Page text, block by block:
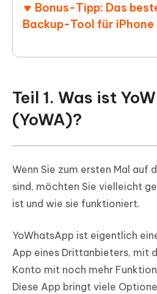
Bonus-Tipp: Das
Backup-Tool für
Teil 1. Was ist
(YoWA)?
Wenn Sie zum ersten Mal auf
sind, möchten Sie vielleicht
ist und wie sie funktioniert.
YoWhatsApp ist eigentlich
App eines Drittanbieters, mit
Konto mit noch mehr
Diese App bringt viele